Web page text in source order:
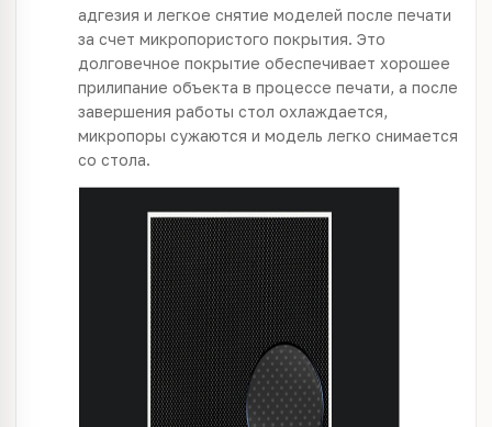
адгезия и легкое снятие моделей после печати
за счет микропористого покрытия. Это
долговечное покрытие обеспечивает хорошее
прилипание объекта в процессе печати, а после
завершения работы стол охлаждается,
микропоры сужаются и модель легко снимается
со стола.